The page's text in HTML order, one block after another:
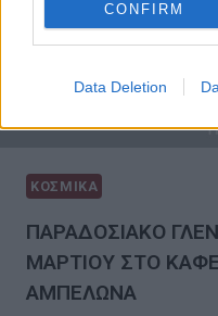
CONFIRM
Data Deletion
ΚΟΣΜΙΚΑ
ΠΑΡΑΔΟΣΙΑΚΟ
ΜΑΡΤΙΟΥ ΣΤΟ
ΑΜΠΕΛΩΝΑ